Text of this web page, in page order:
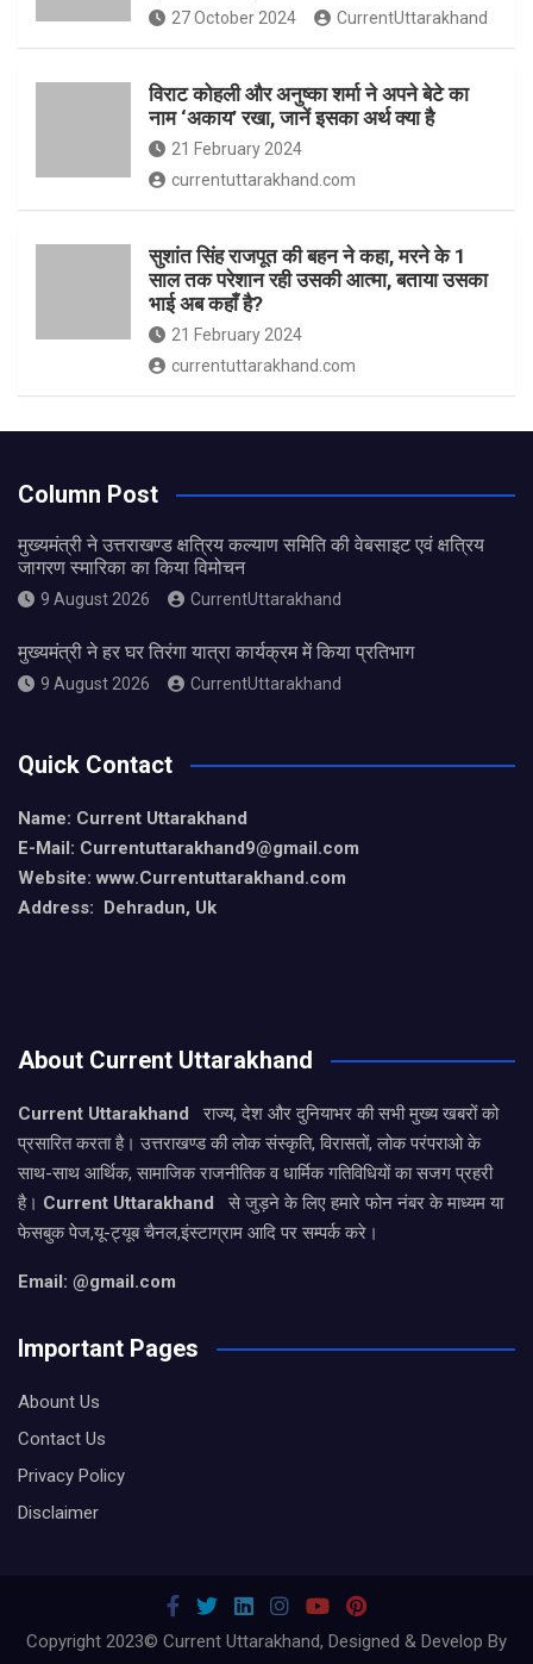
27 October 2024 CurrentUttarakhand
विराट कोहली और अनुष्का शर्मा ने अपने बेटे का
नाम ‘अकाय’ रखा, जानें इसका अर्थ क्‍या है
21 February 2024
currentuttarakhand.com
सुशांत सिंह राजपूत की बहन ने कहा, मरने के 1
साल तक परेशान रही उसकी आत्मा, बताया उसका
भाई अब कहाँ है?
21 February 2024
currentuttarakhand.com
Column Post
मुख्यमंत्री ने उत्तराखण्ड क्षत्रिय कल्याण समिति की वेबसाइट एवं क्षत्रिय
जागरण स्मारिका का किया विमोचन
9 August 2026 CurrentUttarakhand
मुख्यमंत्री ने हर घर तिरंगा यात्रा कार्यक्रम में किया प्रतिभाग
9 August 2026 CurrentUttarakhand
Quick Contact
Name: Current Uttarakhand
E-Mail: Currentuttarakhand9@gmail.com
Website: www.Currentuttarakhand.com
Address: Dehradun, Uk
About Current Uttarakhand
Current Uttarakhand
राज्य, देश और दुनियाभर की सभी मुख्य खबरों को
प्रसारित करता है। उत्तराखण्ड की लोक संस्कृति, विरासतों, लोक परंपराओ के
साथ-साथ आर्थिक, सामाजिक राजनीतिक व धार्मिक गतिविधियों का सजग प्रहरी
है। Current Uttarakhand
से जुड़ने के लिए हमारे फोन नंबर के माध्यम या
फेसबुक पेज,यू-ट्यूब चैनल,इंस्टाग्राम आदि पर सम्पर्क करे।
Email: @gmail.com
Important Pages
Abount Us
Contact Us
Privacy Policy
Disclaimer
Copyright 2023© Current Uttarakhand, Designed & Develop By